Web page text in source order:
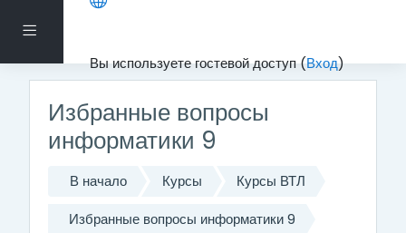
Боковая панель
Вы используете гостевой доступ (Вход)
Перейти к основному содержанию
Избранные вопросы
информатики 9
В начало Курсы
Курсы ВТЛ
Избранные вопросы информатики 9